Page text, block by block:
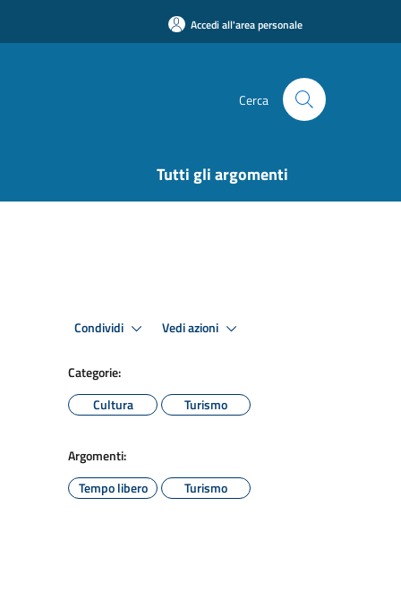
Accedi all'area personale
Cerca
Tutti gli argomenti
Condividi Vedi azioni
Categorie:
Cultura
Turismo
Argomenti:
Tempo libero
Turismo